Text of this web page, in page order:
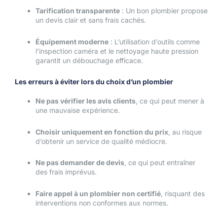
Tarification transparente : Un bon plombier propose
un devis clair et sans frais cachés.
Équipement moderne : L’utilisation d’outils comme
l’inspection caméra et le nettoyage haute pression
garantit un débouchage efficace.
Les erreurs à éviter lors du choix d’un plombier
Ne pas vérifier les avis clients , ce qui peut mener à
une mauvaise expérience.
Choisir uniquement en fonction du prix , au risque
d’obtenir un service de qualité médiocre.
Ne pas demander de devis , ce qui peut entraîner
des frais imprévus.
Faire appel à un plombier non certifié , risquant des
interventions non conformes aux normes.